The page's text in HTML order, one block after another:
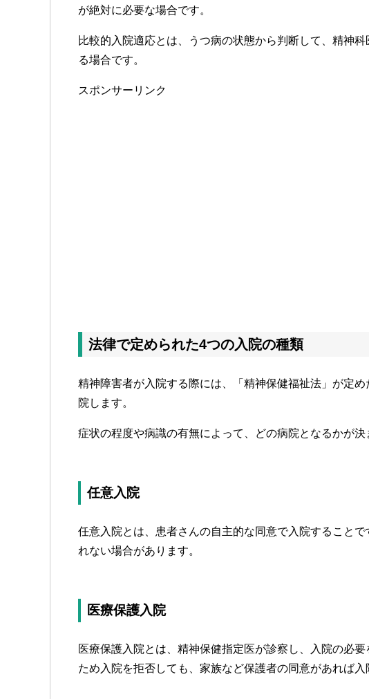
が絶対に必要な場合です。
比較的入院適応とは、うつ病の状態から判断して、精神
る場合です。
スポンサーリンク
法律で定められた4つの入院の種類
精神障害者が入院する際には、「精神保健福祉法」が定
院します。
症状の程度や病識の有無によって、どの病院となるかが決
任意入院
任意入院とは、患者さんの自主的な同意で入院すること
れない場合があります。
医療保護入院
医療保護入院とは、精神保健指定医が診察し、入院の必
ため入院を拒否しても、家族など保護者の同意があれば入